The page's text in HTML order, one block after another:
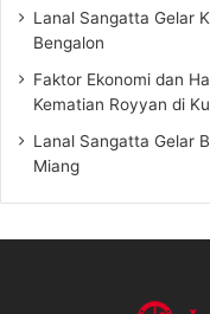
Lanal Sangatta Gelar
Bengalon
Faktor Ekonomi dan
Kematian Royyan di
Lanal Sangatta Gelar
Miang